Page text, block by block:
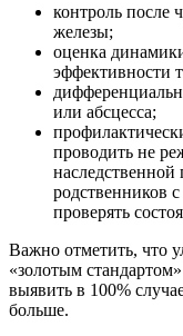
контроль после
железы;
оценка
эффективности
или абсцесса;
проводить не
родственников
проверять
Важно отметить, что
«золотым
выявить в 100%
больше.